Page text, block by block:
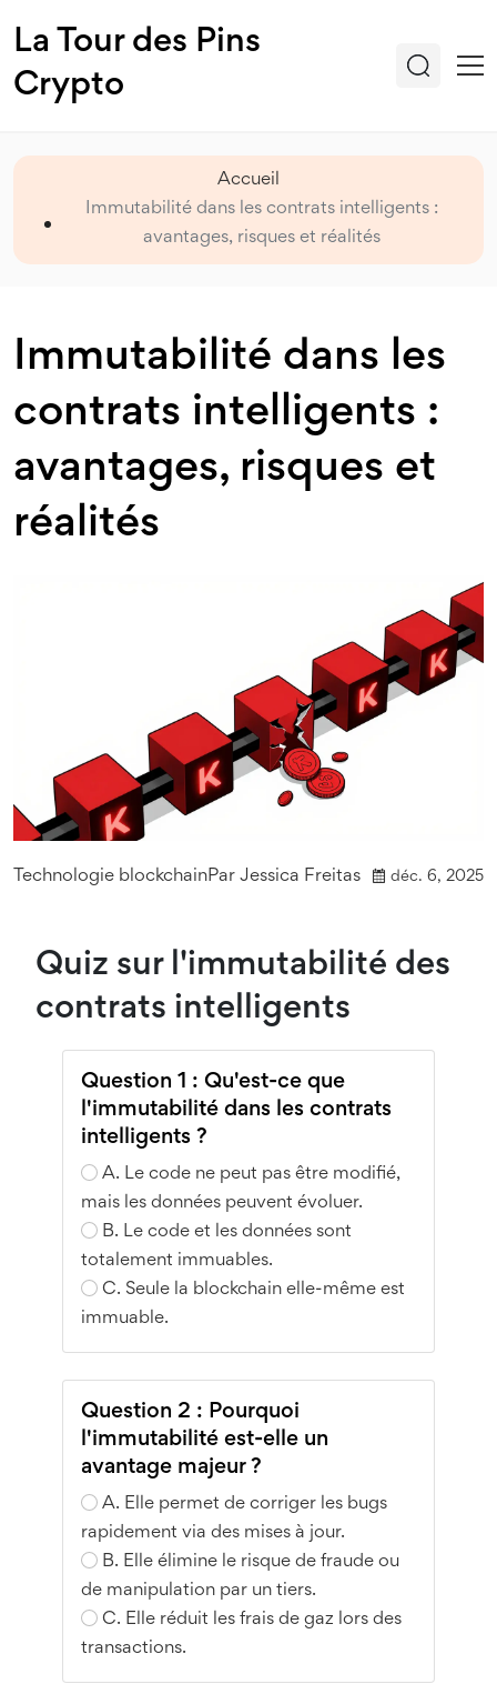
La Tour des Pins
Crypto
Accueil
Immutabilité dans les contrats intelligents :
avantages, risques et réalités
Immutabilité dans les
contrats intelligents :
avantages, risques et
réalités
Technologie blockchainPar Jessica Freitas déc. 6, 2025
Quiz sur l'immutabilité des
contrats intelligents
Question 1 : Qu'est-ce que
l'immutabilité dans les contrats
intelligents ?
A. Le code ne peut pas être modifié,
mais les données peuvent évoluer.
B. Le code et les données sont
totalement immuables.
C. Seule la blockchain elle-même est
immuable.
Question 2 : Pourquoi
l'immutabilité est-elle un
avantage majeur ?
A. Elle permet de corriger les bugs
rapidement via des mises à jour.
B. Elle élimine le risque de fraude ou
de manipulation par un tiers.
C. Elle réduit les frais de gaz lors des
transactions.